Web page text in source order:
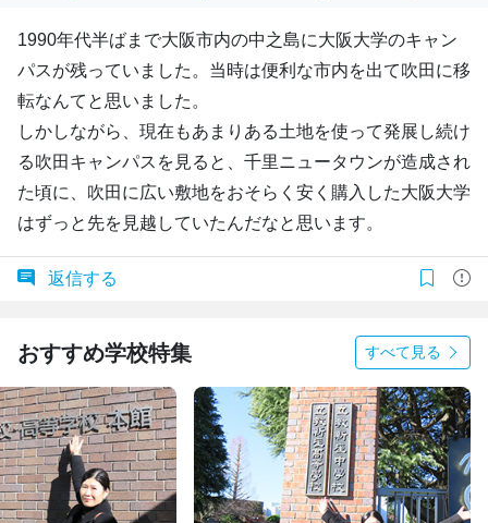
1990年代半ばまで大阪市内の中之島に大阪大学のキャン
パスが残っていました。当時は便利な市内を出て吹田に移
転なんてと思いました。
しかしながら、現在もあまりある土地を使って発展し続け
る吹田キャンパスを見ると、千里ニュータウンが造成され
た頃に、吹田に広い敷地をおそらく安く購入した大阪大学
はずっと先を見越していたんだなと思います。
返信する
おすすめ学校特集 すべて見る